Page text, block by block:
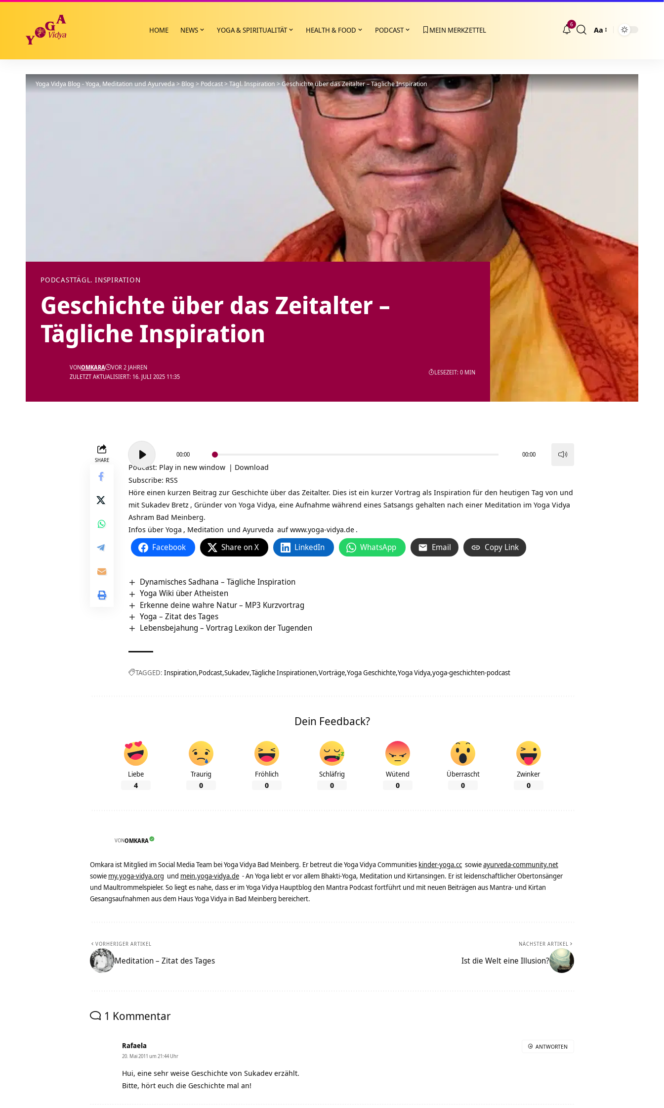
HOME NEWS YOGA & SPIRITUALITÄT HEALTH & FOOD PODCAST MEIN MERKZETTEL
6
Größenänderung
Aa
Yoga Vidya Blog - Yoga, Meditation und Ayurveda>Blog>Podcast>Tägl. Inspiration>Geschichte über das Zeitalter – Tägliche Inspiration
PODCASTTÄGL. INSPIRATION
Geschichte über das Zeitalter –
Tägliche Inspiration
ZULETZT AKTUALISIERT: 16. JULI 2025 11:35
VONOMKARA VOR 2 JAHREN
LESEZEIT: 0 MIN
SHARE
Player
00:00 00:00
Podcast: Play in new window | Download
Subscribe: RSS
Höre einen kurzen Beitrag zur Geschichte über das Zeitalter. Dies ist ein kurzer Vortrag als Inspiration für den heutigen Tag von und
mit Sukadev Bretz , Gründer von Yoga Vidya, eine Aufnahme während eines Satsangs gehalten nach einer Meditation im Yoga Vidya
Ashram Bad Meinberg.
Infos über Yoga , Meditation und Ayurveda aufwww.yoga-vidya.de .
Facebook Share on X LinkedIn WhatsApp Email Copy Link
Dynamisches Sadhana – Tägliche Inspiration
Yoga Wiki über Atheisten
Erkenne deine wahre Natur – MP3 Kurzvortrag
Yoga – Zitat des Tages
Lebensbejahung – Vortrag Lexikon der Tugenden
TAGGED: Inspiration Podcast Sukadev Tägliche Inspirationen Vorträge Yoga Geschichte Yoga Vidya yoga-geschichten-podcast
Dein Feedback?
Liebe
4
Traurig
0
Fröhlich
0
Schläfrig
0
Wütend
0
Überrascht
0
Zwinker
0
VONOMKARA
Omkara ist Mitglied im Social Media Team bei Yoga Vidya Bad Meinberg. Er betreut die Yoga Vidya Communities kinder-yoga.cc sowieayurveda-community.net
sowie my.yoga-vidya.org und mein.yoga-vidya.de - An Yoga liebt er vor allem Bhakti-Yoga, Meditation und Kirtansingen. Er ist leidenschaftlicher Obertonsänger
und Maultrommelspieler. So liegt es nahe, dass er im Yoga Vidya Hauptblog den Mantra Podcast fortführt und mit neuen Beiträgen aus Mantra- und Kirtan
Gesangsaufnahmen aus dem Haus Yoga Vidya in Bad Meinberg bereichert.
VORHERIGER ARTIKEL
Meditation – Zitat des Tages
NÄCHSTER ARTIKEL
Ist die Welt eine Illusion?
1 Kommentar
Rafaela
20. Mai 2011 um 21:44 Uhr
Hui, eine sehr weise Geschichte von Sukadev erzählt.
Bitte, hört euch die Geschichte mal an!
ANTWORTEN